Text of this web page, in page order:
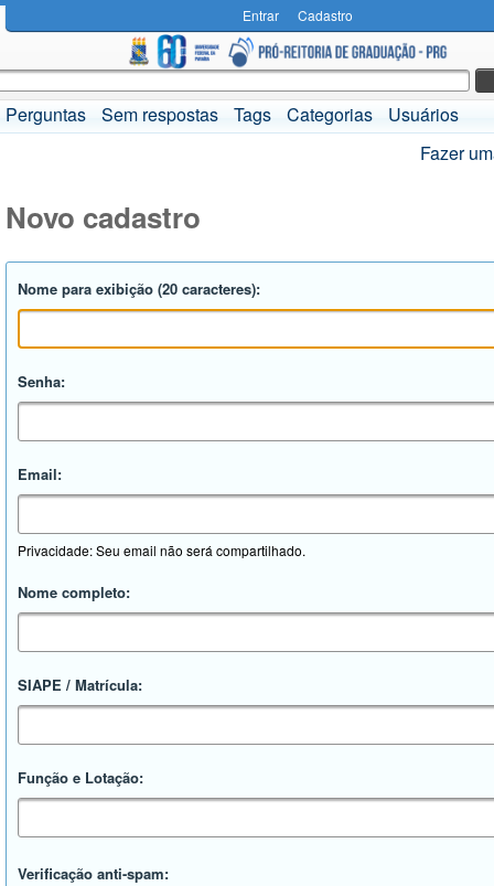
Entrar Cadastro
Perguntas Sem respostas Tags Categorias
Usuários
Fazer
Novo cadastro
Nome para exibição (20 caracteres):
Senha:
Email:
Privacidade: Seu email não será compartilhado.
Nome completo:
SIAPE / Matrícula:
Função e Lotação:
Verificação anti-spam: